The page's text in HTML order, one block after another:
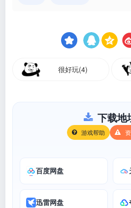
很好玩(4)
下载地
游戏帮助
百度网盘
迅雷网盘